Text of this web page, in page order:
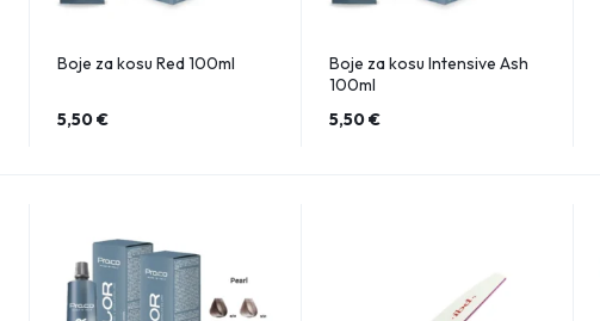
Boje za kosu Red 100ml
5,50€
Boje za kosu Intensive Ash
100ml
5,50€